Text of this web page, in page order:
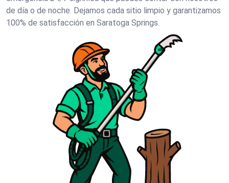
de día o de noche. Dejamos cada sitio limpio y garantizamos
100% de satisfacción en Saratoga Springs.